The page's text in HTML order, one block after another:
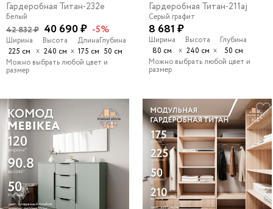
Гардеробная Титан-232e
Белый
42 832 ₽ 40 690 ₽ -5%
Ширина
225 см х
Высота
240 см х
Длина
175 см
Глубина
50 см
Можно выбрать любой цвет и
размер
Гардеробная Титан-211aj
Серый графит
8 681 ₽
Ширина
80 см
х
Высота
240 см х
Глубина
50 см
Можно выбрать любой цвет и
размер